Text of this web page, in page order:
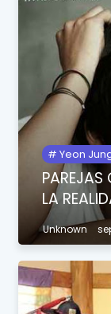
Yeon
PAREJAS
LA
Unknown